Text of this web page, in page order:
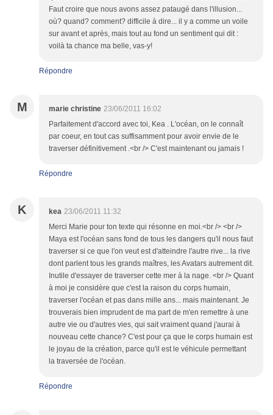
Faut croire que nous avons assez pataugé dans l'illusion...
où? quand? comment? difficile à dire... il y a comme un voile
sur avant et après, mais tout au fond un sentiment qui dit :
voilà ta chance ma belle, vas-y!
Répondre
M marie christine 23/06/2011 16:02
Parfaitement d'accord avec toi, Kea . L'océan, on le connaît
par coeur, en tout cas suffisamment pour avoir envie de le
traverser définitivement .<br /> C'est maintenant ou jamais !
Répondre
K kea 23/06/2011 11:32
Merci Marie pour ton texte qui résonne en moi.<br /> <br />
Maya est l'océan sans fond de tous les dangers qu'il nous faut
traverser si ce que l'on veut est d'atteindre l'autre rive... la rive
dont parlent tous les grands maîtres, les Avatars autrement dit.
Inutile d'essayer de traverser cette mer à la nage. <br /> Quant
à moi je considère que c'est la raison du corps humain,
traverser l'océan et pas dans mille ans... mais maintenant. Je
trouverais bien imprudent de ma part de m'en remettre à une
autre vie ou d'autres vies, qui sait vraiment quand j'aurai à
nouveau cette chance? C'est pour ça que le corps humain est
le joyau de la création, parce qu'il est le véhicule permettant
la traversée de l'océan.
Répondre